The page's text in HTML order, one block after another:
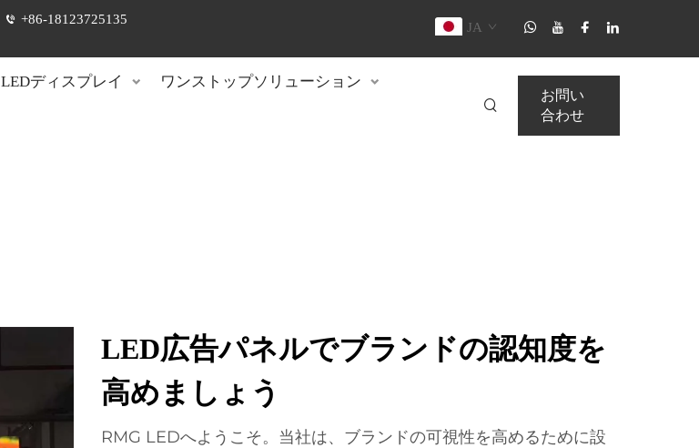
+86-18123725135
JA
LEDディスプレイ ワンストップソリューション
お問い
合わせ
LED広告パネルでブランドの認知度を
高めましょう
RMG LEDへようこそ。当社は、ブランドの可視性を高めるために設